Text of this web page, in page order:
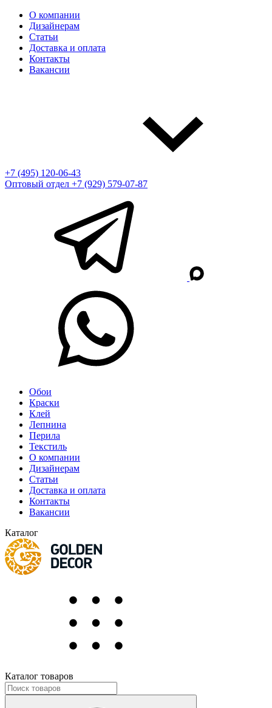
О компании
Дизайнерам
Статьи
Доставка и оплата
Контакты
Вакансии
+7 (495) 120-06-43
Оптовый отдел +7 (929) 579-07-87
Обои
Краски
Клей
Лепнина
Перила
Текстиль
О компании
Дизайнерам
Статьи
Доставка и оплата
Контакты
Вакансии
Каталог
Каталог товаров